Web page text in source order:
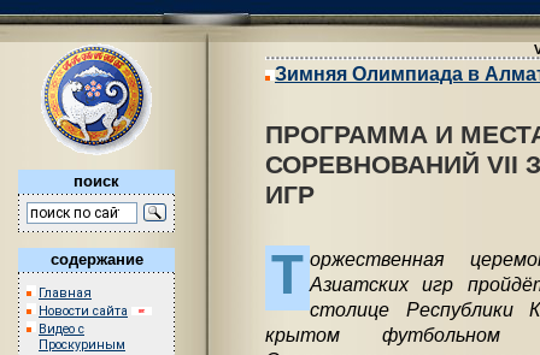
поиск
содержание
Главная
Новости сайта
Видео с
Проскуриным
Зимняя Олимпиада в
ПРОГРАММА И
СОРЕВНОВАНИЙ VII
ИГР
Т оржественная
Азиатских игр
столице Республики
крытом футбольном